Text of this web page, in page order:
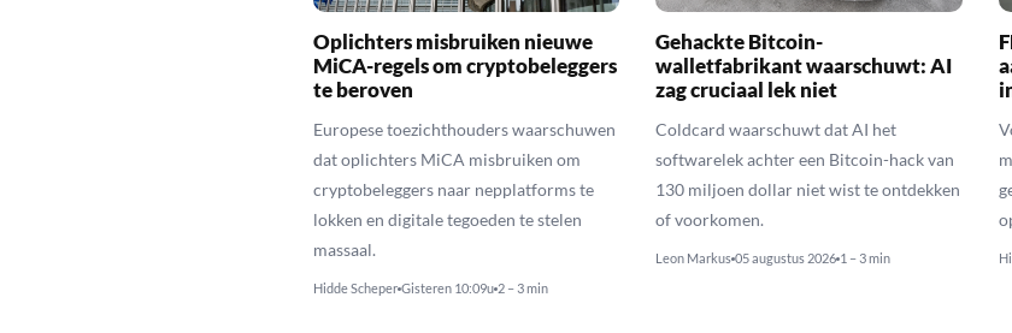
Oplichters misbruiken nieuwe
MiCA-regels om cryptobeleggers
te beroven
Europese toezichthouders waarschuwen
dat oplichters MiCA misbruiken om
cryptobeleggers naar nepplatforms te
lokken en digitale tegoeden te stelen
massaal.
Hidde Scheper Gisteren 10:09u 2 – 3 min
Gehackte Bitcoin-
walletfabrikant waarschuwt: AI
zag cruciaal lek niet
Coldcard waarschuwt dat AI het
softwarelek achter een Bitcoin-hack van
130 miljoen dollar niet wist te ontdekken
of voorkomen.
Leon Markus 05 augustus 2026 1 – 3 min